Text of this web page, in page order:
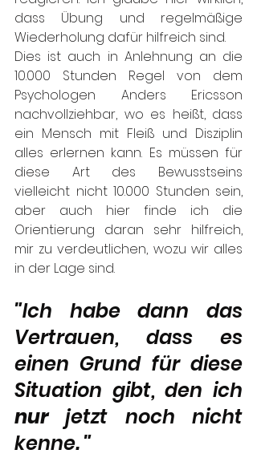
dass Übung und regelmäßige
Wiederholung dafür hilfreich sind.
Dies ist auch in Anlehnung an die
10.000 Stunden Regel von dem
Psychologen Anders Ericsson
nachvollziehbar, wo es heißt, dass
ein Mensch mit Fleiß und Disziplin
alles erlernen kann. Es müssen für
diese Art des Bewusstseins
vielleicht nicht 10.000 Stunden sein,
aber auch hier finde ich die
Orientierung daran sehr hilfreich,
mir zu verdeutlichen, wozu wir alles
in der Lage sind.
"Ich habe dann das
Vertrauen, dass es
einen Grund für diese
nur jetzt noch nicht
kenne. "